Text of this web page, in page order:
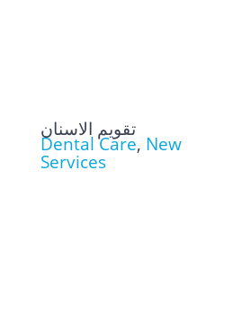
تقويم الاسنان
Dental Care, New
Services